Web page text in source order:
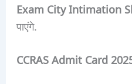
Exam City Intimation
पाएंगे.
CCRAS Admit Card